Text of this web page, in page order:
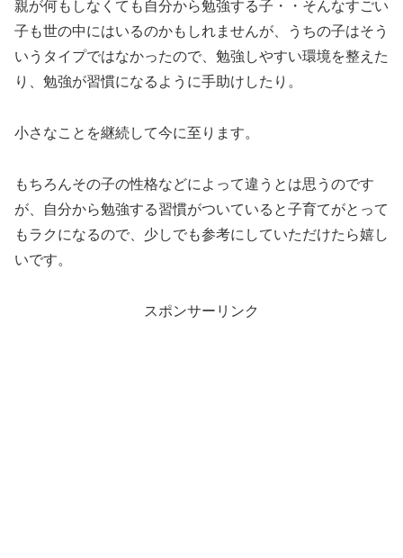
親が何もしなくても自分から勉強する子・・そんなすごい
子も世の中にはいるのかもしれませんが、うちの子はそう
いうタイプではなかったので、勉強しやすい環境を整えた
り、勉強が習慣になるように手助けしたり。
小さなことを継続して今に至ります。
もちろんその子の性格などによって違うとは思うのです
が、自分から勉強する習慣がついていると子育てがとって
もラクになるので、少しでも参考にしていただけたら嬉し
いです。
スポンサーリンク